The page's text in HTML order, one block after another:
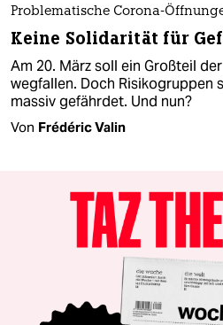
Problematische Corona-
Keine Solidarität für
Am 20. März soll ein Großteil
wegfallen. Doch Risikogruppen
massiv gefährdet. Und nun?
Von Frédéric Valin